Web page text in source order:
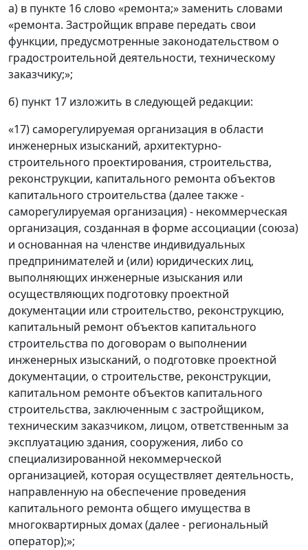
а) в пункте 16 слово «ремонта;» заменить словами
«ремонта. Застройщик вправе передать свои
функции, предусмотренные законодательством о
градостроительной деятельности, техническому
заказчику;»;
б) пункт 17 изложить в следующей редакции:
«17) саморегулируемая организация в области
инженерных изысканий, архитектурно-
строительного проектирования, строительства,
реконструкции, капитального ремонта объектов
капитального строительства (далее также -
саморегулируемая организация) - некоммерческая
организация, созданная в форме ассоциации (союза)
и основанная на членстве индивидуальных
предпринимателей и (или) юридических лиц,
выполняющих инженерные изыскания или
осуществляющих подготовку проектной
документации или строительство, реконструкцию,
капитальный ремонт объектов капитального
строительства по договорам о выполнении
инженерных изысканий, о подготовке проектной
документации, о строительстве, реконструкции,
капитальном ремонте объектов капитального
строительства, заключенным с застройщиком,
техническим заказчиком, лицом, ответственным за
эксплуатацию здания, сооружения, либо со
специализированной некоммерческой
организацией, которая осуществляет деятельность,
направленную на обеспечение проведения
капитального ремонта общего имущества в
многоквартирных домах (далее - региональный
оператор);»;